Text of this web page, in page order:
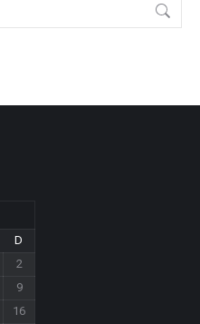
D
2
9
16